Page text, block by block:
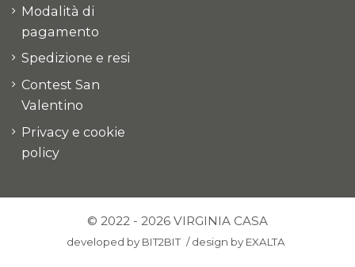
Modalità di
pagamento
Spedizione e resi
Contest San
Valentino
Privacy e cookie
policy
© 2022 - 2026 VIRGINIA CASA
developed by BIT2BIT /design by EXALTA